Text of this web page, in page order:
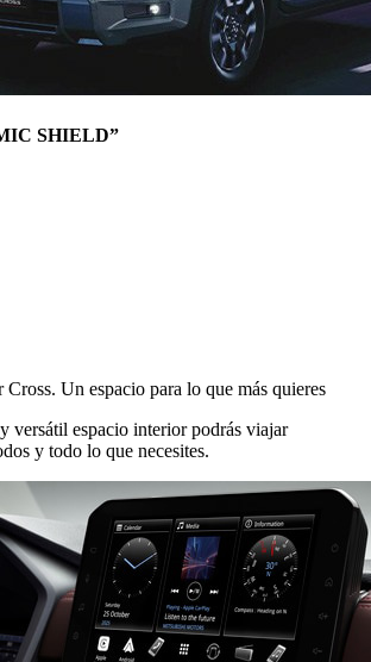
SHIELD”
Un espacio para lo que más quieres
versátil espacio interior podrás viajar
y todo lo que necesites.